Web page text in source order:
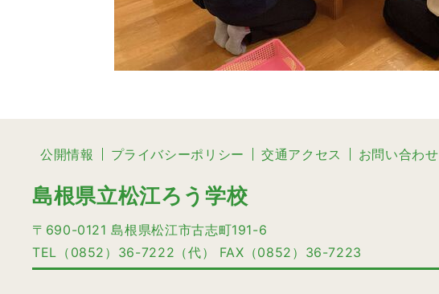
公開情報 プライバシーポリシー 交通アクセス お問い合わせ
島根県立松江ろう学校
〒690-0121 島根県松江市古志町191-6
TEL（0852）36-7222（代） FAX（0852）36-7223